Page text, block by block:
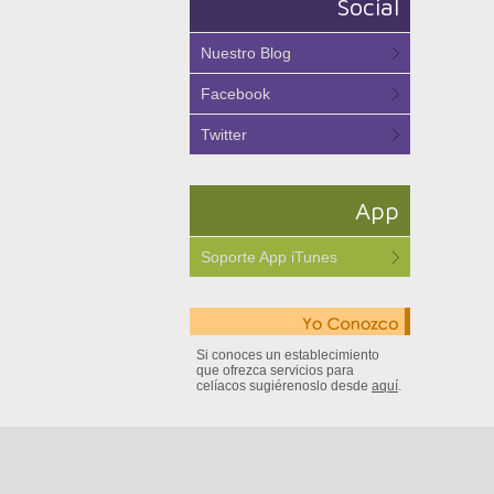
Social
Nuestro Blog
Facebook
Twitter
App
Soporte App iTunes
Si conoces un establecimiento
que ofrezca servicios para
celíacos sugiérenoslo desde aquí.